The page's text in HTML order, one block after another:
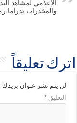
الإعلامي لمشاهد
والمخدرات بدراما
اترك تعليقاً
لن يتم نشر عنوان بريدك
التعليق*